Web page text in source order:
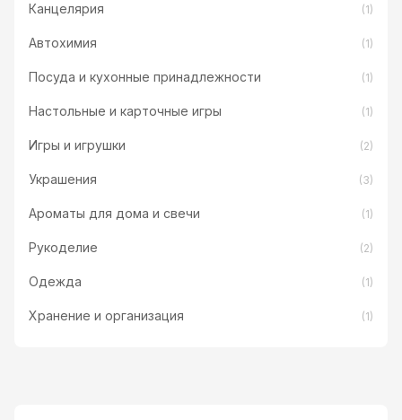
Канцелярия (1)
Автохимия (1)
Посуда и кухонные принадлежности (1)
Настольные и карточные игры (1)
Игры и игрушки (2)
Украшения (3)
Ароматы для дома и свечи (1)
Рукоделие (2)
Одежда (1)
Хранение и организация (1)